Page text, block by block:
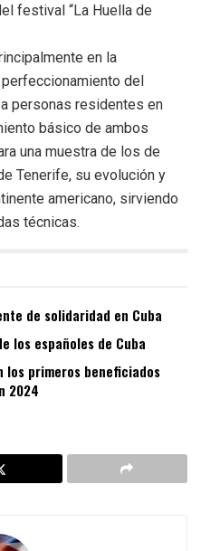
festival “La Huella de
en la
del
personas residentes en
básico de ambos
una muestra de los de
Tenerife, su evolución y
americano, sirviendo
técnicas.
de solidaridad en Cuba
los españoles de Cuba
los primeros beneficiados
2024